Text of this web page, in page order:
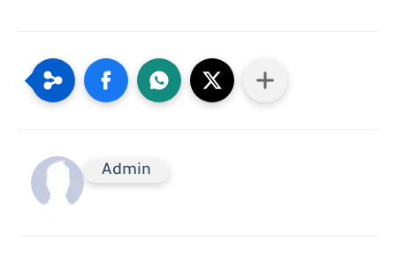
Admin